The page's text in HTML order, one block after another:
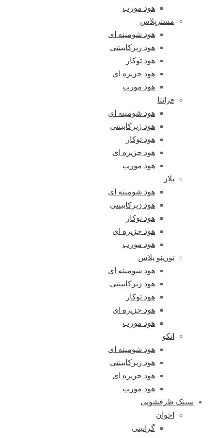
هود مورب
مسترپلاس
هود شومینه ای
هود زیرکابینتی
هود توکار
هود جزیره ای
هود مورب
فرانتا
هود شومینه ای
هود زیرکابینتی
هود توکار
هود جزیره ای
هود مورب
بلاز
هود شومینه ای
هود زیرکابینتی
هود توکار
هود جزیره ای
هود مورب
تورینو پلاس
هود شومینه ای
هود زیرکابینتی
هود توکار
هود جزیره ای
هود مورب
اتکو
هود شومینه ای
هود زیرکابینتی
هود جزیره ای
هود مورب
سینک ظرفشویی
اخوان
گرانیتی